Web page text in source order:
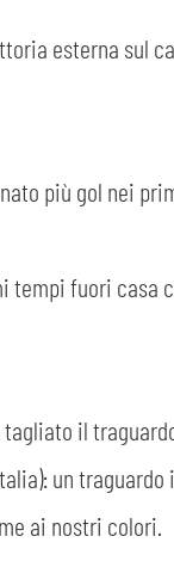
esterna sul
più gol nei
tempi fuori
tagliato il
un
ai nostri colori.